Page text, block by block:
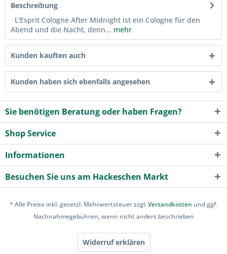
Beschreibung
L'Esprit Cologne After Midnight ist ein Cologne für den
Abend und die Nacht, denn... mehr
Kunden kauften auch
Kunden haben sich ebenfalls angesehen
Sie benötigen Beratung oder haben Fragen?
Shop Service
Informationen
Besuchen Sie uns am Hackeschen Markt
* Alle Preise inkl. gesetzl. Mehrwertsteuer zzgl.Versandkosten und ggf.
Nachnahmegebühren, wenn nicht anders beschrieben
Widerruf erklären